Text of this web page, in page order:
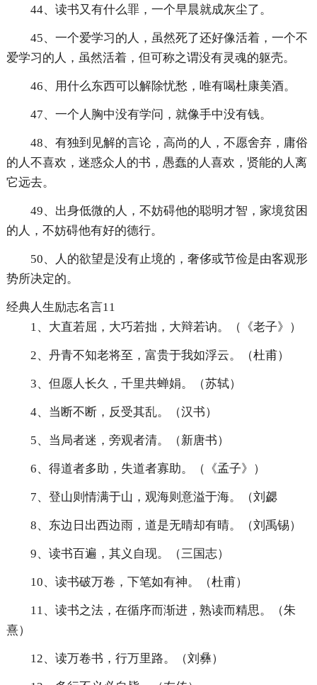
44、读书又有什么罪，一个早晨就成灰尘了。
45、一个爱学习的人，虽然死了还好像活着，一个不
爱学习的人，虽然活着，但可称之谓没有灵魂的躯壳。
46、用什么东西可以解除忧愁，唯有喝杜康美酒。
47、一个人胸中没有学问，就像手中没有钱。
48、有独到见解的言论，高尚的人，不愿舍弃，庸俗
的人不喜欢，迷惑众人的书，愚蠢的人喜欢，贤能的人离
它远去。
49、出身低微的人，不妨碍他的聪明才智，家境贫困
的人，不妨碍他有好的德行。
50、人的欲望是没有止境的，奢侈或节俭是由客观形
势所决定的。
经典人生励志名言11
1、大直若屈，大巧若拙，大辩若讷。（《老子》）
2、丹青不知老将至，富贵于我如浮云。（杜甫）
3、但愿人长久，千里共蝉娟。（苏轼）
4、当断不断，反受其乱。（汉书）
5、当局者迷，旁观者清。（新唐书）
6、得道者多助，失道者寡助。（《孟子》）
7、登山则情满于山，观海则意溢于海。（刘勰
8、东边日出西边雨，道是无晴却有晴。（刘禹锡）
9、读书百遍，其义自现。（三国志）
10、读书破万卷，下笔如有神。（杜甫）
11、读书之法，在循序而渐进，熟读而精思。（朱
熹）
12、读万卷书，行万里路。（刘彝）